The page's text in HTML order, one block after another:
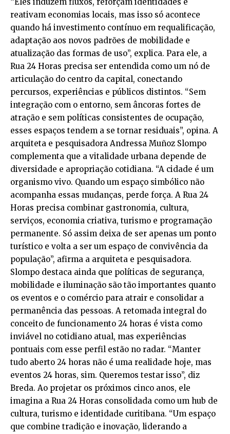
“Eles induzem fluxos, reforçam identidades e
reativam economias locais, mas isso só acontece
quando há investimento contínuo em requalificação,
adaptação aos novos padrões de mobilidade e
atualização das formas de uso”, explica. Para ele, a
Rua 24 Horas precisa ser entendida como um nó de
articulação do centro da capital, conectando
percursos, experiências e públicos distintos. “Sem
integração com o entorno, sem âncoras fortes de
atração e sem políticas consistentes de ocupação,
esses espaços tendem a se tornar residuais”, opina. A
arquiteta e pesquisadora Andressa Muñoz Slompo
complementa que a vitalidade urbana depende de
diversidade e apropriação cotidiana. “A cidade é um
organismo vivo. Quando um espaço simbólico não
acompanha essas mudanças, perde força. A Rua 24
Horas precisa combinar gastronomia, cultura,
serviços, economia criativa, turismo e programação
permanente. Só assim deixa de ser apenas um ponto
turístico e volta a ser um espaço de convivência da
população”, afirma a arquiteta e pesquisadora.
Slompo destaca ainda que políticas de segurança,
mobilidade e iluminação são tão importantes quanto
os eventos e o comércio para atrair e consolidar a
permanência das pessoas. A retomada integral do
conceito de funcionamento 24 horas é vista como
inviável no cotidiano atual, mas experiências
pontuais com esse perfil estão no radar. “Manter
tudo aberto 24 horas não é uma realidade hoje, mas
eventos 24 horas, sim. Queremos testar isso”, diz
Breda. Ao projetar os próximos cinco anos, ele
imagina a Rua 24 Horas consolidada como um hub de
cultura, turismo e identidade curitibana. “Um espaço
que combine tradição e inovação, liderando a